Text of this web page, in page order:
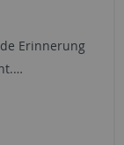
Erinnerung